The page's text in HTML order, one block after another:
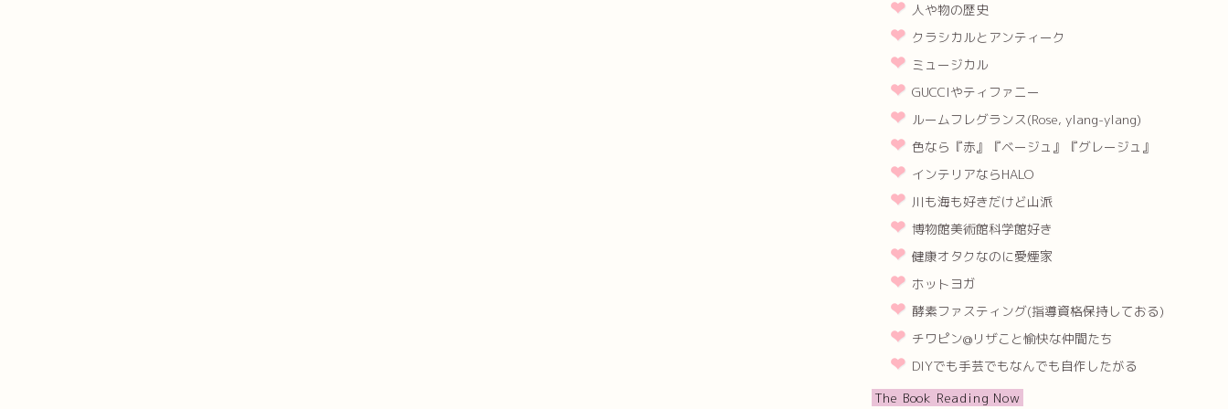
人や物の歴史
クラシカルとアンティーク
ミュージカル
GUCCIやティファニー
ルームフレグランス(Rose, ylang-ylang)
色なら『赤』『ベージュ』『グレージュ』
インテリアならHALO
川も海も好きだけど山派
博物館美術館科学館好き
健康オタクなのに愛煙家
ホットヨガ
酵素ファスティング(指導資格保持しておる)
チワピン@リザこと愉快な仲間たち
DIYでも手芸でもなんでも自作したがる
The Book Reading Now